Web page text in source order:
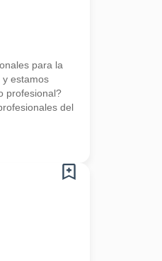
para la
y estamos
profesional?
del